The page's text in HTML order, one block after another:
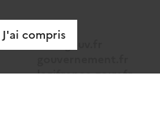
data.gouv.fr
legifrance.gouv.fr
J'ai compris